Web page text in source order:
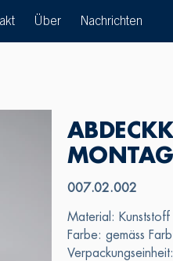
Über Nachrichten
007.02.002
Material: Kunststoff
Farbe: gemäss